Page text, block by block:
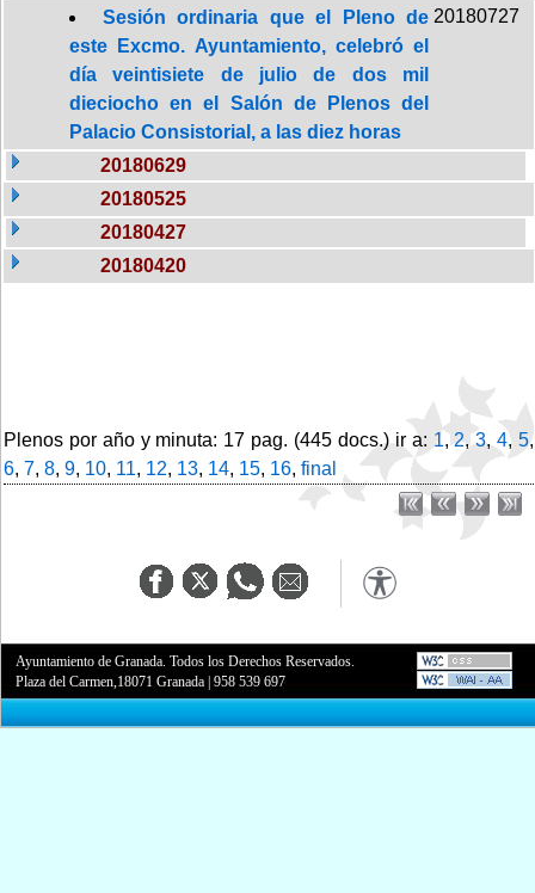
Sesión ordinaria que el Pleno de
este Excmo. Ayuntamiento, celebró el
día veintisiete de julio de dos mil
dieciocho en el Salón de Plenos del
Palacio Consistorial, a las diez horas
20180727
20180629
20180525
20180427
20180420
Plenos por año y minuta: 17 pag. (445 docs.) ir a: 1,2,3,4,5,
6, 7, 8, 9, 10, 11, 12, 13, 14, 15, 16, final
Ayuntamiento de Granada. Todos los Derechos Reservados.
Plaza del Carmen,18071 Granada |958 539 697